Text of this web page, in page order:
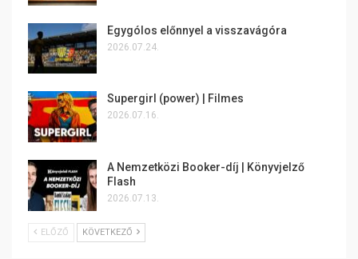
Egygólos előnnyel a visszavágóra
2026.07.24.
Supergirl (power) | Filmes
2026.07.16.
A Nemzetközi Booker-díj | Könyvjelző
Flash
2026.07.13.
ELŐZŐ KÖVETKEZŐ